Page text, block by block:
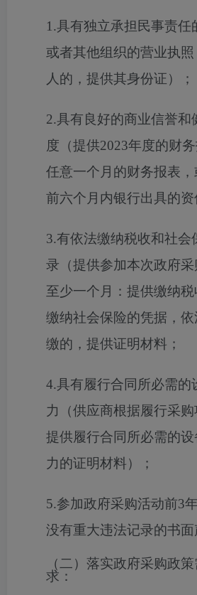
1.具有独立承担民事责任
或者其他组织的营业执
人的，提供其身份证）；
2.具有良好的商业信誉和
度（提供2023年度的财
任意一个月的财务报表
前六个月内银行出具的资
3.有依法缴纳税收和社会
录（提供参加本次政府
至少一个月：提供缴纳
缴纳社会保险的凭据，
缴的，提供证明材料；
4.具有履行合同所必需的
力（供应商根据履行采购
提供履行合同所必需的
力的证明材料）；
5.参加政府采购活动前3
没有重大违法记录的书面
（二）落实政府采购政
求：